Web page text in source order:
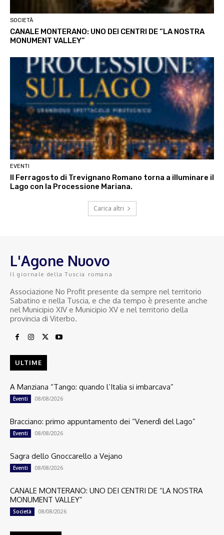
SOCIETÀ
CANALE MONTERANO: UNO DEI CENTRI DE “LA NOSTRA
MONUMENT VALLEY”
EVENTI
Il Ferragosto di Trevignano Romano torna a illuminare il
Lago con la Processione Mariana.
Carica altri
L'Agone Nuovo
Il giornale della Tuscia romana
Associazione No Profit presente da sempre nel territorio
Sabatino e nella Tuscia, e che da tempo è presente anche
nel Municipio XIV e Municipio XV e nel territorio della
provincia di Viterbo.
ULTIME
A Manziana “Tango: quando l’Italia si imbarcava”
Eventi 08/08/2026
Bracciano: primo appuntamento dei “Venerdì del Lago”
Eventi 08/08/2026
Sagra dello Gnoccarello a Vejano
Eventi 08/08/2026
CANALE MONTERANO: UNO DEI CENTRI DE “LA NOSTRA
MONUMENT VALLEY”
Società 08/08/2026